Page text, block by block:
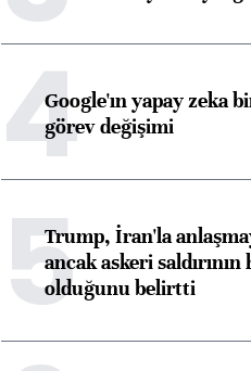
4Google'ın yapay zeka
görev değişimi
5Trump, İran'la
ancak askeri
olduğunu belirtti